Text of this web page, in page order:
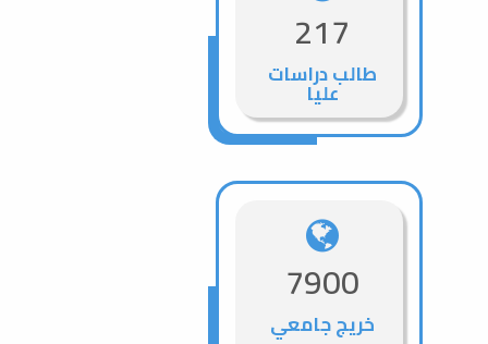
217
طالب دراسات
عليا
7900
خريج جامعي